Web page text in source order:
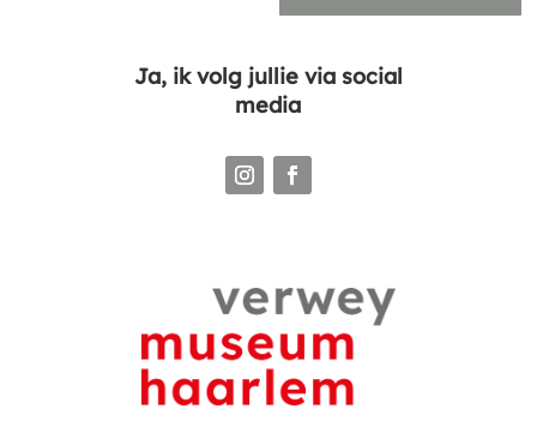
Ja, ik volg jullie via social
media